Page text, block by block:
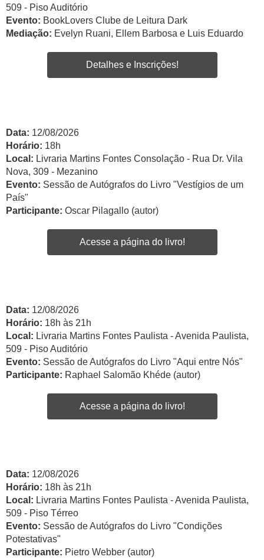
509 - Piso Auditório
Evento: BookLovers Clube de Leitura Dark
Mediação: Evelyn Ruani, Ellem Barbosa e Luis Eduardo
Detalhes e Inscrições!
Data: 12/08/2026
Horário: 18h
Local: Livraria Martins Fontes Consolação - Rua Dr. Vila
Nova, 309 - Mezanino
Evento: Sessão de Autógrafos do Livro "Vestígios de um
País"
Participante: Oscar Pilagallo (autor)
Acesse a página do livro!
Data: 12/08/2026
Horário: 18h às 21h
Local: Livraria Martins Fontes Paulista - Avenida Paulista,
509 - Piso Auditório
Evento: Sessão de Autógrafos do Livro "Aqui entre Nós"
Participante: Raphael Salomão Khéde (autor)
Acesse a página do livro!
Data: 12/08/2026
Horário: 18h às 21h
Local: Livraria Martins Fontes Paulista - Avenida Paulista,
509 - Piso Térreo
Evento: Sessão de Autógrafos do Livro "Condições
Potestativas"
Participante: Pietro Webber (autor)